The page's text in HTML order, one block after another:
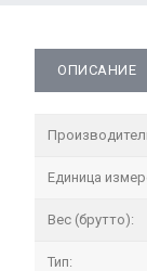
ОПИСАНИЕ
Единица
Вес (брутто):
Тип: